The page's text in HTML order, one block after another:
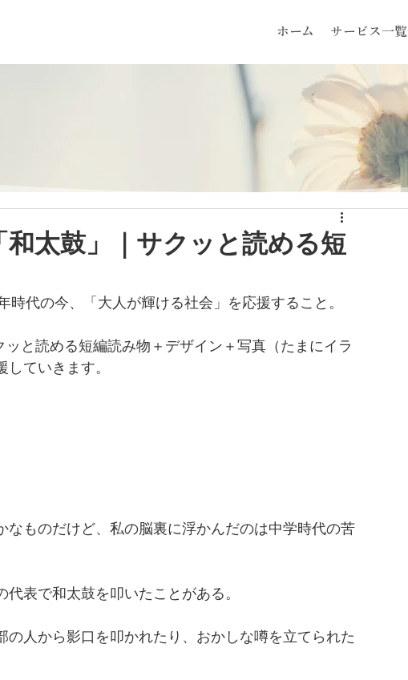
ホーム サービス一覧
太鼓」｜サクッと読める短
代の今、「大人が輝ける社会」を応援すること。
と読める短編読み物＋デザイン＋写真（たまにイラ
ていきます。
ものだけど、私の脳裏に浮かんだのは中学時代の苦
表で和太鼓を叩いたことがある。
の人から影口を叩かれたり、おかしな噂を立てられた